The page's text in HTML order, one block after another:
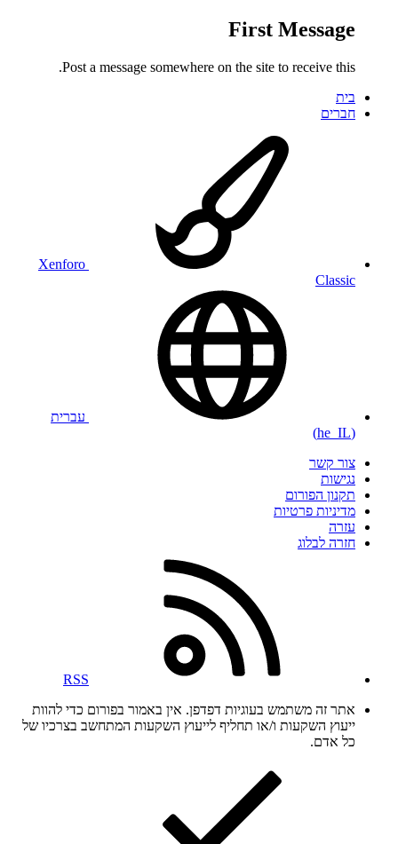
First Message
Post a message somewhere on the site to receive this.
בית
חברים
Xenforo
Classic
עברית
(he_IL)
צור קשר
נגישות
תקנון הפורום
מדיניות פרטיות
עזרה
חזרה לבלוג
RSS
אתר זה משתמש בעוגיות דפדפן. אין באמור בפורום כדי להוות
ייעוץ השקעות ו/או תחליף לייעוץ השקעות המתחשב בצרכיו של
כל אדם.